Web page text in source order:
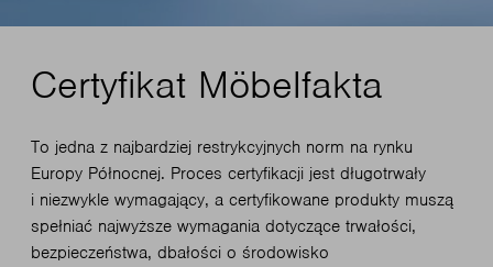
Certyfikat Möbelfakta
To jedna z najbardziej restrykcyjnych norm na rynku
Europy Północnej. Proces certyfikacji jest długotrwały
i niezwykle wymagający, a certyfikowane produkty muszą
spełniać najwyższe wymagania dotyczące trwałości,
bezpieczeństwa, dbałości o środowisko